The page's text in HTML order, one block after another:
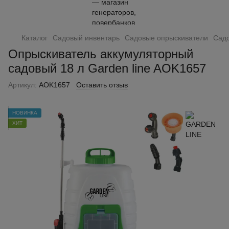
Каталог Садовый инвентарь Садовые опрыскиватели
Опрыскиватель аккумуляторный
садовый 18 л Garden line AOK1657
Артикул: AOK1657 Оставить отзыв
НОВИНКА
ХИТ